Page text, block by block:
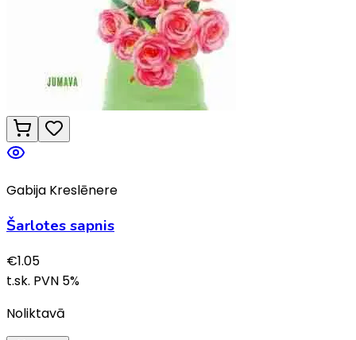
Gabija Kreslēnere
Šarlotes sapnis
€1.05
t.sk. PVN 5%
Noliktavā